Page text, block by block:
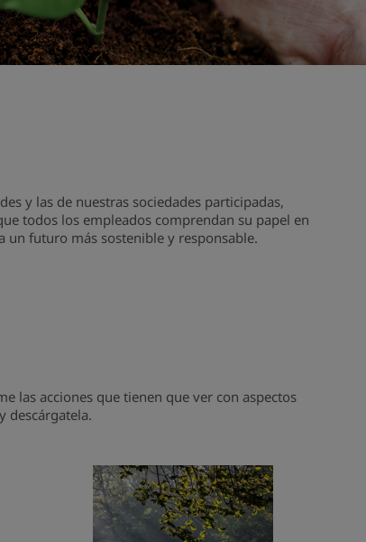
y las de nuestras sociedades participadas,
todos los empleados comprendan su papel en
futuro más sostenible y responsable.
las acciones que tienen que ver con aspectos
descárgatela.